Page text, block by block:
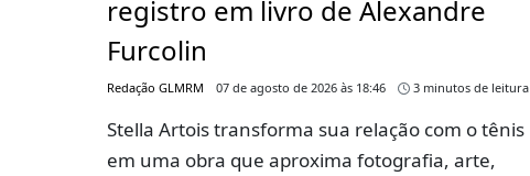
registro em livro de Alexandre
Furcolin
Redação GLMRM 07 de agosto de 2026 às 18:46 3 minutos de leitura
Stella Artois transforma sua relação com o tênis
em uma obra que aproxima fotografia, arte,